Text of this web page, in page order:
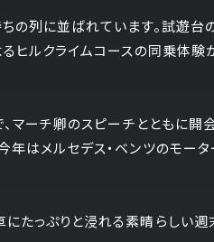
の列に並ばれています。試遊台
ヒルクライムコースの同乗体験
、マーチ卿のスピーチとともに
年はメルセデス・ベンツのモー
たっぷりと浸れる素晴らしい週